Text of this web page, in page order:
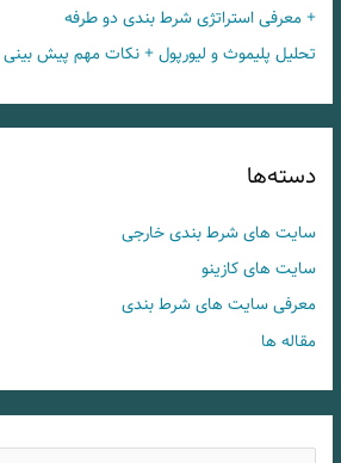
+ معرفی استراتژی شرط بندی دو طرفه
تحلیل پلیموث و لیورپول + نکات مهم پیش بینی
دسته‌ها
سایت های شرط بندی خارجی
سایت های کازینو
معرفی سایت های شرط بندی
مقاله ها